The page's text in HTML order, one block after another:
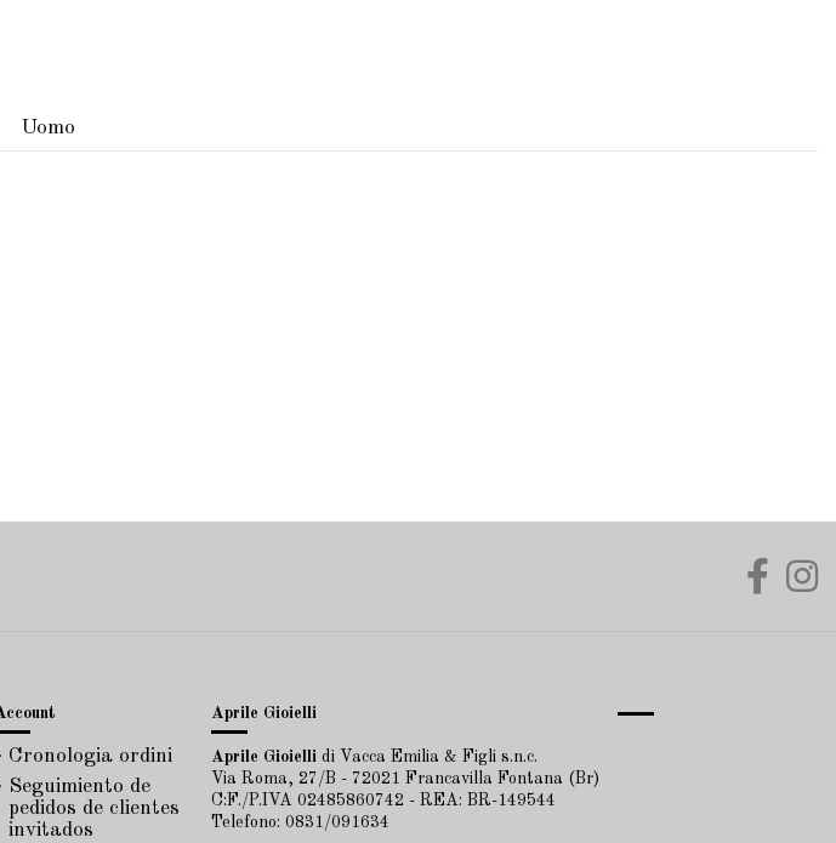
Uomo
Cronologia ordini
Seguimiento de
pedidos de clientes
invitados
Aprile Gioielli
Aprile Gioielli di Vacca Emilia & Figli s.n.c.
Via Roma, 27/B - 72021 Francavilla Fontana (Br)
C:F./P.IVA 02485860742 - REA: BR-149544
Telefono: 0831/091634